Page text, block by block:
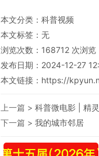
本文分类： 科普视频
本文标签：无
浏览次数： 168712 次浏览
发布日期：2024-12-27
本文链接： https://
上一篇 > 科普微电影 | 精
下一篇 > 我的城市邻居